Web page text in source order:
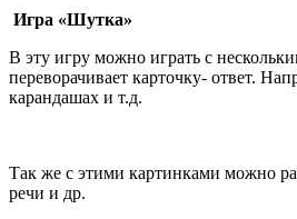
Игра «Шутка»
В эту игру можно играть с
переворачивает карточку- ответ.
карандашах и т.д.
Так же с этими картинками можно
речи и др.